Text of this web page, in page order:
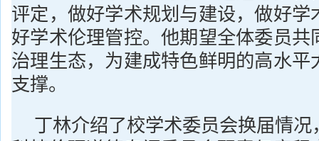
评定，做好学术规划与建设，做好学
好学术伦理管控。他期望全体委员共
治理生态，为建成特色鲜明的高水平
支撑。
丁林介绍了校学术委员会换届情